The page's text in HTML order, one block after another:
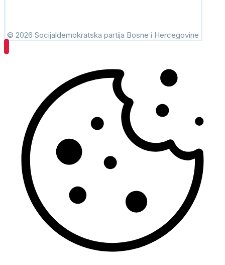
© 2026 Socijaldemokratska partija Bosne i Hercegovine